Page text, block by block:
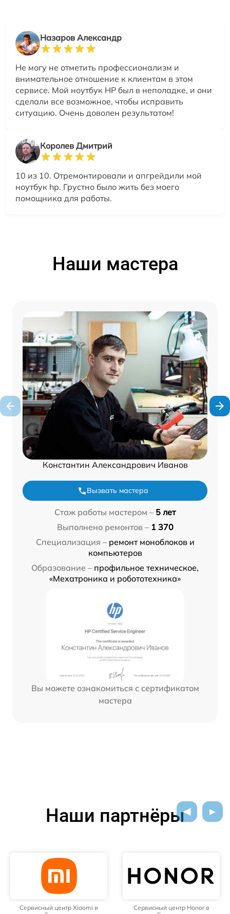
Назаров Александр
Не могу не отметить профессионализм и
внимательное отношение к клиентам в этом
сервисе. Мой ноутбук HP был в неполадке, и они
сделали все возможное, чтобы исправить
ситуацию. Очень доволен результатом!
Королев Дмитрий
10 из 10. Отремонтировали и апгрейдили мой
ноутбук hp. Грустно было жить без моего
помощника для работы.
Наши мастера
Константин Александрович Иванов
Вызвать мастера
Стаж работы мастером – 5 лет
Выполнено ремонтов – 1 370
Специализация – ремонт моноблоков и
компьютеров
Образование – профильное техническое,
«Мехатроника и робототехника»
Вы можете ознакомиться с сертификатом
мастера
Наши партнёры
Сервисный центр Xiaomi в
Сервисный центр Honor в